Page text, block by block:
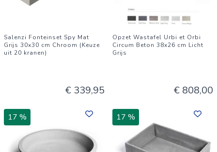
Salenzi Fonteinset Spy Mat
Grijs 30x30 cm Chroom (Keuze
uit 20 kranen)
€ 339,95
Opzet Wastafel Urbi et Orbi
Circum Beton 38x26 cm Licht
Grijs
€ 808,00
17 % 17 %